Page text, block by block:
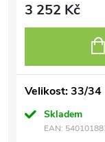
3 252 Kč
Velikost: 33/34
Skladem
EAN: